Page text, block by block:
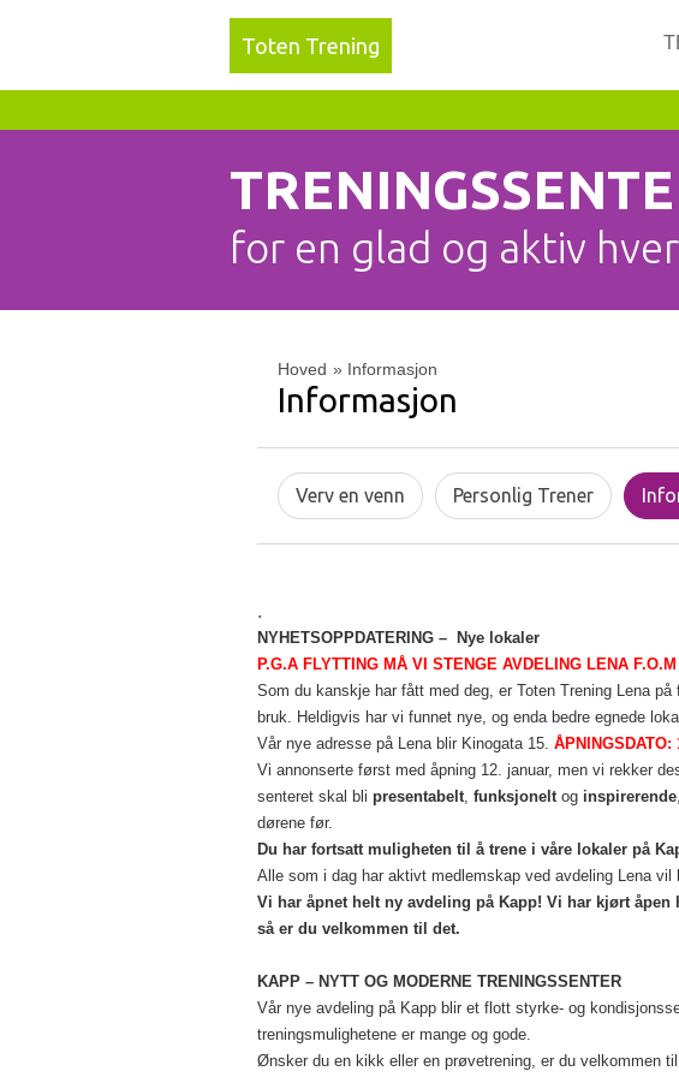
Toten Trening
for en glad og aktiv
Hoved » Informasjon
Informasjon
Verv en venn Personlig Trener
.
NYHETSOPPDATERING – Nye lokaler
P.G.A FLYTTING MÅ VI STENGE AVDELING LENA
Som du kanskje har fått med deg, er Toten Trening Lena
bruk. Heldigvis har vi funnet nye, og enda bedre egnede
Vår nye adresse på Lena blir Kinogata 15. ÅPNINGSDATO:
Vi annonserte først med åpning 12. januar, men vi rekker
senteret skal bli presentabelt, funksjonelt og inspirerende
dørene før.
Du har fortsatt muligheten til å trene i våre lokaler på
Alle som i dag har aktivt medlemskap ved avdeling Lena vil
Vi har åpnet helt ny avdeling på Kapp! Vi har kjørt
så er du velkommen til det.
KAPP – NYTT OG MODERNE TRENINGSSENTER
Vår nye avdeling på Kapp blir et flott styrke- og
treningsmulighetene er mange og gode.
Ønsker du en kikk eller en prøvetrening, er du velkommen